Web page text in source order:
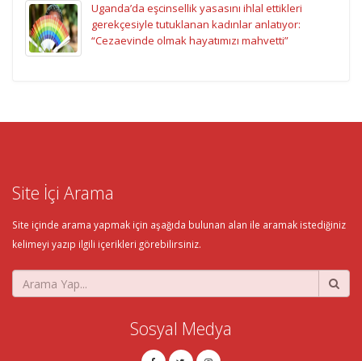
Uganda’da eşcinsellik yasasını ihlal ettikleri
gerekçesiyle tutuklanan kadınlar anlatıyor:
“Cezaevinde olmak hayatımızı mahvetti”
Site İçi Arama
Site içinde arama yapmak için aşağıda bulunan alan ile aramak istediğiniz
kelimeyi yazıp ilgili içerikleri görebilirsiniz.
Sosyal Medya